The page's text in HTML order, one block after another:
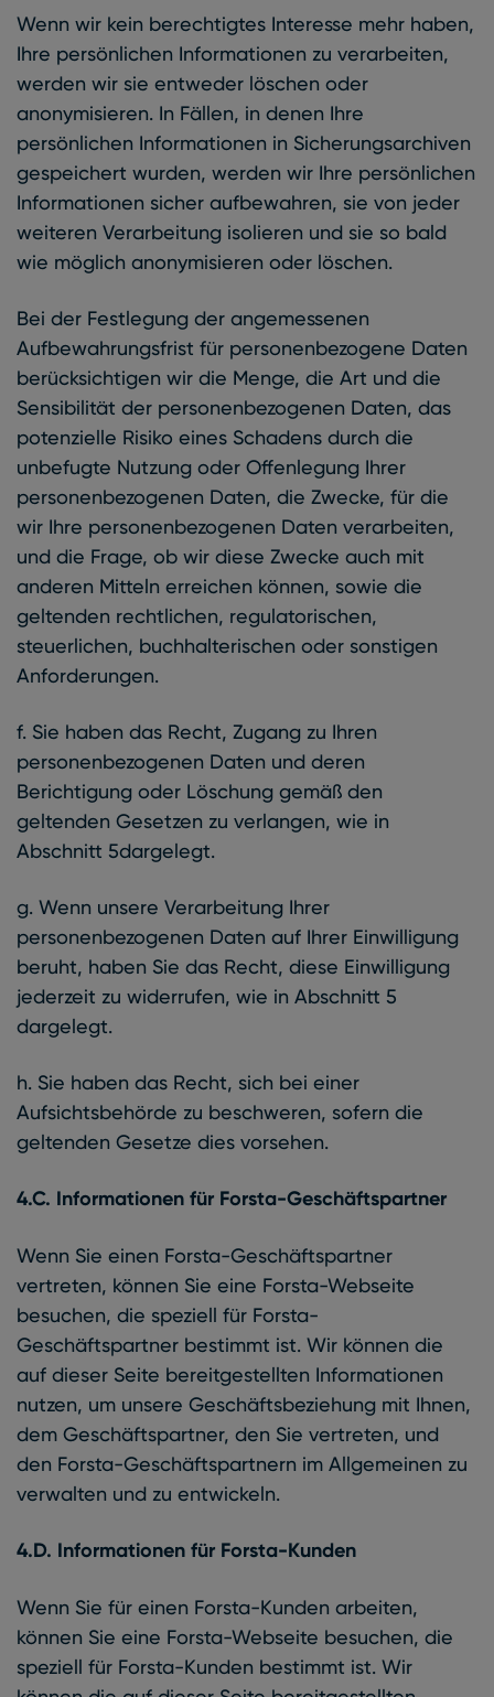
Wenn wir kein berechtigtes Interesse mehr haben,
Ihre persönlichen Informationen zu verarbeiten,
werden wir sie entweder löschen oder
anonymisieren. In Fällen, in denen Ihre
persönlichen Informationen in Sicherungsarchiven
gespeichert wurden, werden wir Ihre persönlichen
Informationen sicher aufbewahren, sie von jeder
weiteren Verarbeitung isolieren und sie so bald
wie möglich anonymisieren oder löschen.
Bei der Festlegung der angemessenen
Aufbewahrungsfrist für personenbezogene Daten
berücksichtigen wir die Menge, die Art und die
Sensibilität der personenbezogenen Daten, das
potenzielle Risiko eines Schadens durch die
unbefugte Nutzung oder Offenlegung Ihrer
personenbezogenen Daten, die Zwecke, für die
wir Ihre personenbezogenen Daten verarbeiten,
und die Frage, ob wir diese Zwecke auch mit
anderen Mitteln erreichen können, sowie die
geltenden rechtlichen, regulatorischen,
steuerlichen, buchhalterischen oder sonstigen
Anforderungen.
f. Sie haben das Recht, Zugang zu Ihren
personenbezogenen Daten und deren
Berichtigung oder Löschung gemäß den
geltenden Gesetzen zu verlangen, wie in
Abschnitt 5dargelegt.
g. Wenn unsere Verarbeitung Ihrer
personenbezogenen Daten auf Ihrer Einwilligung
beruht, haben Sie das Recht, diese Einwilligung
jederzeit zu widerrufen, wie in Abschnitt 5
dargelegt.
h. Sie haben das Recht, sich bei einer
Aufsichtsbehörde zu beschweren, sofern die
geltenden Gesetze dies vorsehen.
4.C. Informationen für Forsta-Geschäftspartner
Wenn Sie einen Forsta-Geschäftspartner
vertreten, können Sie eine Forsta-Webseite
besuchen, die speziell für Forsta-
Geschäftspartner bestimmt ist. Wir können die
auf dieser Seite bereitgestellten Informationen
nutzen, um unsere Geschäftsbeziehung mit Ihnen,
dem Geschäftspartner, den Sie vertreten, und
den Forsta-Geschäftspartnern im Allgemeinen zu
verwalten und zu entwickeln.
4.D. Informationen für Forsta-Kunden
Wenn Sie für einen Forsta-Kunden arbeiten,
können Sie eine Forsta-Webseite besuchen, die
speziell für Forsta-Kunden bestimmt ist. Wir